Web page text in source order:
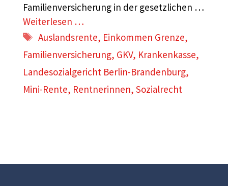
Familienversicherung in der gesetzlichen …
Weiterlesen …
Schlagwörter
Auslandsrente, Einkommen Grenze,
Familienversicherung, GKV, Krankenkasse,
Landesozialgericht Berlin-Brandenburg,
Mini-Rente, Rentnerinnen, Sozialrecht